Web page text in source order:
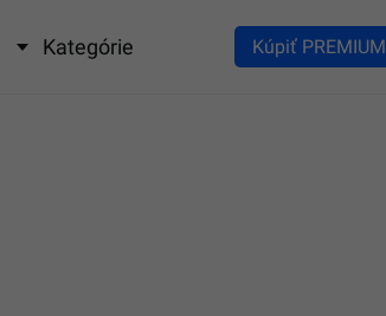
Kategórie Kúpiť PREMIUM